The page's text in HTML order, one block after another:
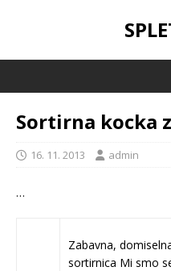
Sortirna kocka
16. 11. 2013 admin
…
Zabavna,
sortirnica Mi smo